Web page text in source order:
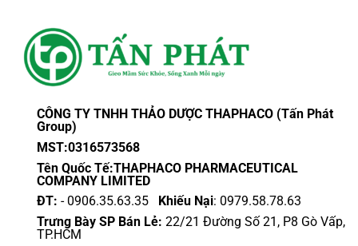
CÔNG TY TNHH THẢO DƯỢC THAPHACO (Tấn Phát
Group)
MST:0316573568
Tên Quốc Tế:THAPHACO PHARMACEUTICAL
COMPANY LIMITED
ĐT: - 0906.35.63.35 Khiếu Nại: 0979.58.78.63
Trưng Bày SP Bán Lẻ: 22/21 Đường Số 21, P8 Gò Vấp,
TP.HCM